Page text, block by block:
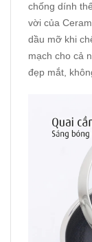
chống dính
vời của
dầu mỡ khi
mạch cho cả
đẹp mắt,